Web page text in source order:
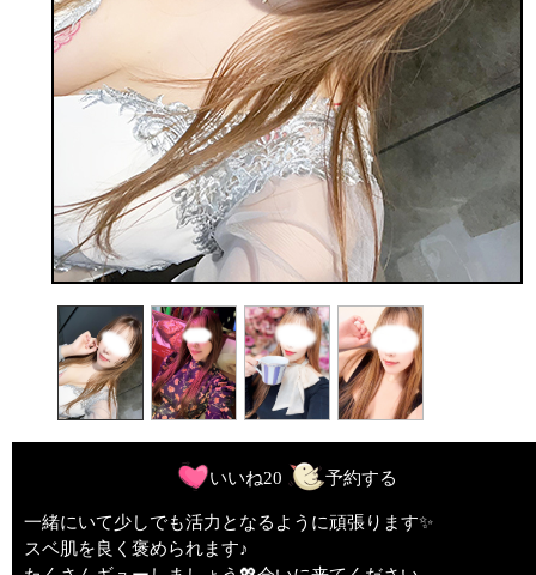
いいね20 予約する
一緒にいて少しでも活力となるように頑張ります✨
スベ肌を良く褒められます♪